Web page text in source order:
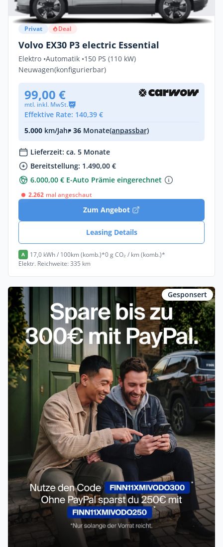
Privat Deal
Volvo EX30 P3 electric Essential
Elektro •Automatik •150 PS (110 kW)
Neuwagen(konfigurierbar)
99,00 €
mtl. inkl. MwSt.
Effektive Rate: 140,39 €
5.000 km/Jahr• 36 Monate(anpassbar)
Lieferzeit: ca. 5 Monate
Bereitstellung: 1.490,00 €
6.000,00 € E-Auto Prämie eingerechnet
2.262 mal angeschaut
Zum Angebot
Leasing Details
A 17,0 kWh / 100km (komb.)*0 g CO₂ / km (komb.)*
Elektr. Reichweite: 335 km
Gesponsert